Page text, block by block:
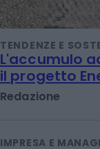
TENDENZE E
L'accumulo
il progetto
Redazione
IMPRESA E